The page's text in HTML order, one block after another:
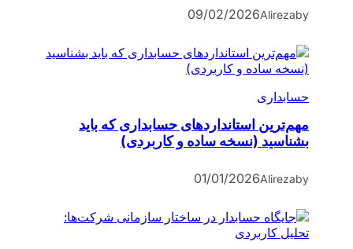
by
Alireza
09/02/2026
حسابداری
مهم‌ترین استانداردهای حسابداری که باید
بشناسید (نسخه ساده و کاربردی)
by
Alireza
01/01/2026